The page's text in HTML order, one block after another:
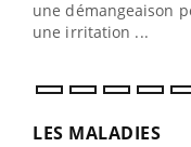
une démangeaison
une irritation ...
LES MALADIES